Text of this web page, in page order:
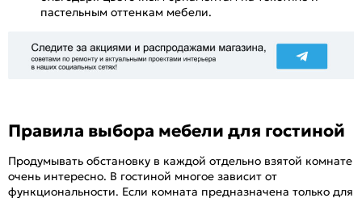
пастельным оттенкам мебели.
Правила выбора мебели для гостиной
Продумывать обстановку в каждой отдельно взятой комнате
очень интересно. В гостиной многое зависит от
функциональности. Если комната предназначена только для